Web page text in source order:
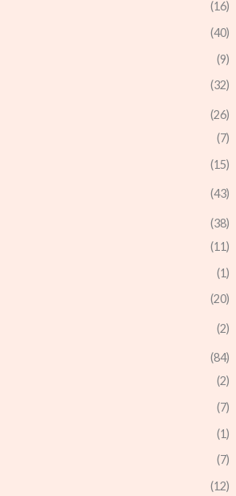
(16)
(40)
(9)
(32)
(26)
(7)
(15)
(43)
(38)
(11)
(1)
(20)
(2)
(84)
(2)
(7)
(1)
(7)
(12)